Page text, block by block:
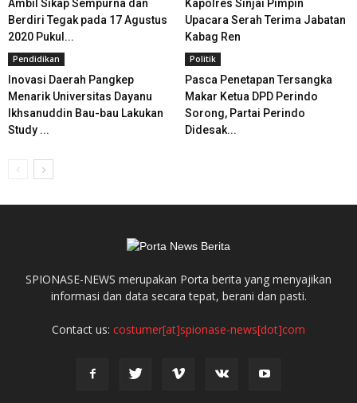
Ambil Sikap Sempurna dan
Berdiri Tegak pada 17 Agustus
2020 Pukul...
Kapolres Sinjai Pimpin
Upacara Serah Terima Jabatan
Kabag Ren
Pendidikan
Inovasi Daerah Pangkep
Menarik Universitas Dayanu
Ikhsanuddin Bau-bau Lakukan
Study ...
Politik
Pasca Penetapan Tersangka
Makar Ketua DPD Perindo
Sorong, Partai Perindo
Didesak...
SPIONASE-NEWS merupakan Porta berita yang menyajikan
informasi dan data secara tepat, berani dan pasti.
Contact us: costumer[at]spionase-news[dot]com